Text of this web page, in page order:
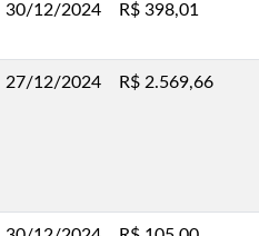
30/12/2024 R$ 398,01
27/12/2024 R$ 2.569,66